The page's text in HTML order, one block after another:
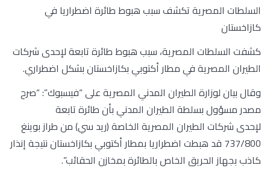
السلطات المصرية تكشف سبب هبوط طائرة اضطراريا في
كازاخستان
كشفت السلطات المصرية، سبب هبوط طائرة تابعة لإحدى شركات
الطيران المصرية في مطار أكتوبي بكازاخستان بشكل اضطراري.
وقال بيان لوزارة الطيران المدني المصرية على “فيسبوك”: “صرح
مصدر مسؤول بسلطة الطيران المدني بأن طائرة تابعة
لإحدى شركات الطيران المصرية الخاصة (ريد سي) من طراز بوينغ
737/800 قد هبطت اضطراريا بمطار أكتوبي بكازاخستان نتيجة إنذار
كاذب بجهاز الحريق الخاص بالطائرة بمخازن الحقائب”.